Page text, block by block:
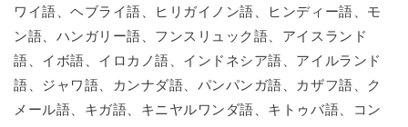
ワイ語、ヘブライ語、ヒリガイノン語、ヒンディー語、モ
ン語、ハンガリー語、フンスリュック語、アイスランド
語、イボ語、イロカノ語、インドネシア語、アイルランド
語、ジャワ語、カンナダ語、パンパンガ語、カザフ語、ク
メール語、キガ語、キニヤルワンダ語、キトゥバ語、コン